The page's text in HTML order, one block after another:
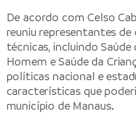
De acordo com Celso
reuniu representantes de
técnicas, incluindo Saúde
Homem e Saúde da
políticas nacional e
características que
município de Manaus.